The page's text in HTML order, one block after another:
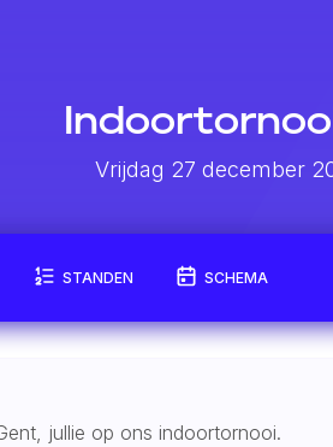
Vrijdag 27 december
STANDEN SCHEMA
jullie op ons indoortornooi.